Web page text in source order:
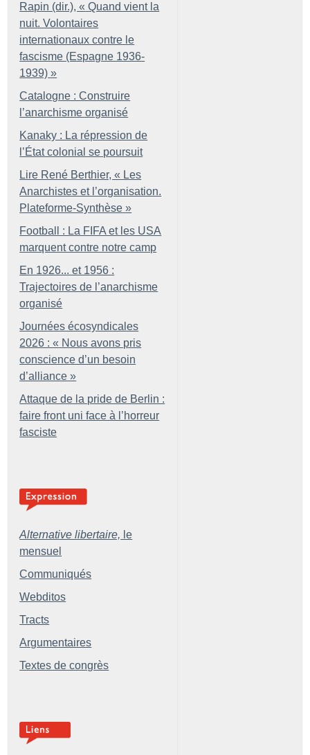
Rapin (dir.), « Quand vient la
nuit. Volontaires
internationaux contre le
fascisme (Espagne 1936-
1939) »
Catalogne : Construire
l’anarchisme organisé
Kanaky : La répression de
l’État colonial se poursuit
Lire René Berthier, « Les
Anarchistes et l’organisation.
Plateforme-Synthèse »
Football : La FIFA et les USA
marquent contre notre camp
En 1926... et 1956 :
Trajectoires de l’anarchisme
organisé
Journées écosyndicales
2026 : « Nous avons pris
conscience d’un besoin
d’alliance »
Attaque de la pride de Berlin :
faire front uni face à l’horreur
fasciste
Alternative libertaire, le
mensuel
Communiqués
Webditos
Tracts
Argumentaires
Textes de congrès